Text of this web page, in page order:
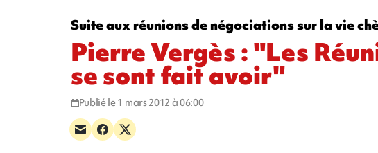
Suite aux réunions de négociations sur la vie
Pierre Vergès : "Les
se sont fait avoir"
Publié le 1 mars 2012 à 06:00